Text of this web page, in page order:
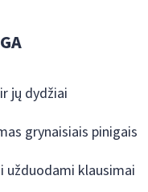
jų dydžiai
grynaisiais pinigais
užduodami klausimai